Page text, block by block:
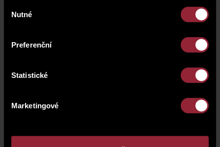
souhlasu
Nutné
Preferenční
Statistické
Marketingové
BALANCE PAYMENT
payment due before signing the Unit Transfer
MORTGAGE FINANCING
significant moment in a person's life and our main
focus is to ensure it becomes a pleasant experience.